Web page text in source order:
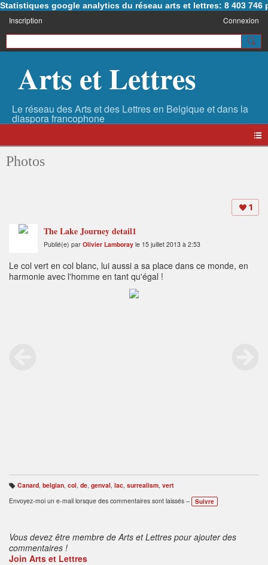
Statistiques google analytics du réseau arts et lettres: 8 403 746
Inscription Connexion
Arts et Lettres
Photos
1
The Lake Journey detail1
Publié(e) par Olivier Lamboray le 15 juillet 2013 à 2:53
Le col vert en col blanc, lui aussi a sa place dans ce monde, en
harmonie avec l'homme en tant qu'égal !
B
ali
s
Canard, belgian, col, de, genval, lac, surrealism, vert
Envoyez-moi un e-mail lorsque des commentaires sont laissés –
Suivre
Vous devez être membre de Arts et Lettres pour ajouter des
commentaires !
Join Arts et Lettres